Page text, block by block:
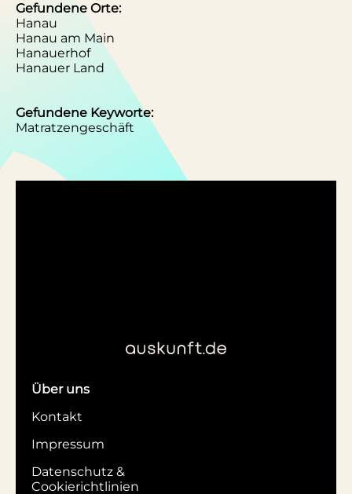
Gefundene Orte:
Hanau
Hanau am Main
Hanauerhof
Hanauer Land
Gefundene Keyworte:
Matratzengeschäft
Über uns
Kontakt
Impressum
Datenschutz &
Cookierichtlinien